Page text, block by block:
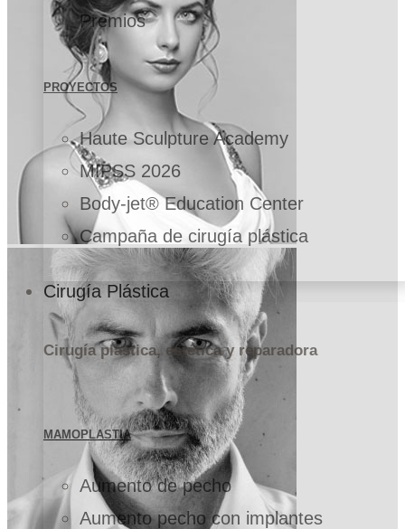
Premios
PROYECTOS
Haute Sculpture Academy
MIPSS 2026
Body-jet® Education Center
Campaña de cirugía plástica
Cirugía Plástica
Cirugía plástica, estética y reparadora
MAMOPLASTIA
Aumento de pecho
Aumento pecho con implantes